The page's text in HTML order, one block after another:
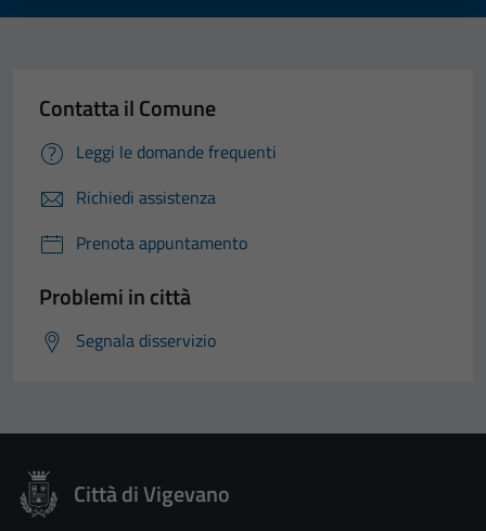
Contatta il Comune
Leggi le domande frequenti
Richiedi assistenza
Prenota appuntamento
Problemi in città
Segnala disservizio
Città di Vigevano